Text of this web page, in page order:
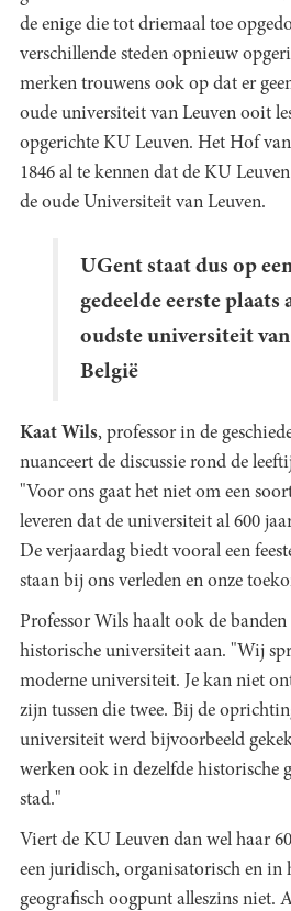
de enige die tot driemaal toe
verschillende steden opnieuw
merken trouwens ook op dat er
oude universiteit van Leuven ooit
opgerichte KU Leuven. Het Hof
1846 al te kennen dat de KU
de oude Universiteit van Leuven.
UGent staat dus op
gedeelde eerste plaats
oudste universiteit van
België
Kaat Wils, professor in de
nuanceert de discussie rond de
"Voor ons gaat het niet om een
leveren dat de universiteit al 600
De verjaardag biedt vooral een
staan bij ons verleden en onze
Professor Wils haalt ook de banden
historische universiteit aan. "Wij
moderne universiteit. Je kan niet
zijn tussen die twee. Bij de
universiteit werd bijvoorbeeld
werken ook in dezelfde historische
stad."
Viert de KU Leuven dan wel haar
een juridisch, organisatorisch en in
geografisch oogpunt alleszins niet.